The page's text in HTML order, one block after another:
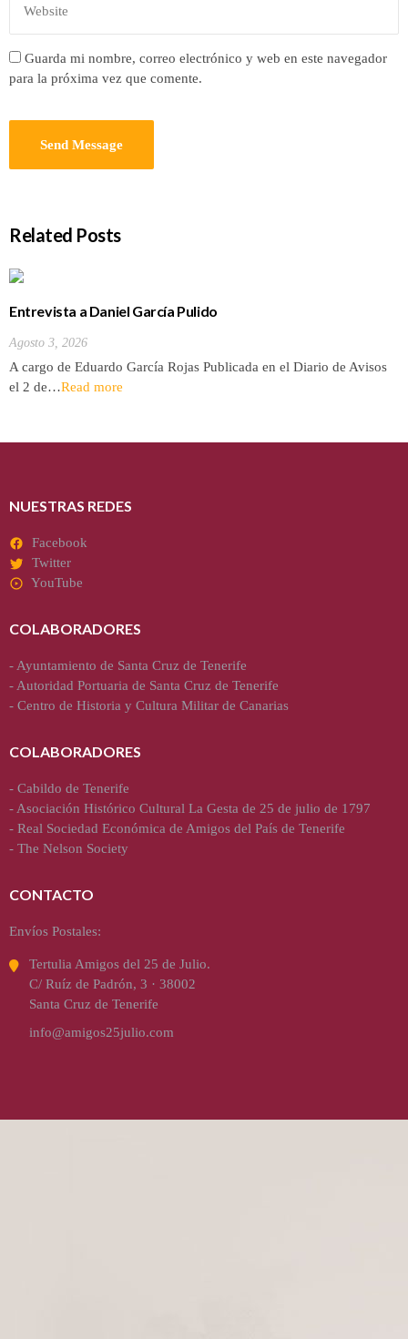
Guarda mi nombre, correo electrónico y web en este navegador
para la próxima vez que comente.
Related Posts
Entrevista a Daniel García Pulido
Agosto 3, 2026
A cargo de Eduardo García Rojas Publicada en el Diario de Avisos
el 2 de…Read more
NUESTRAS REDES
Facebook
Twitter
YouTube
COLABORADORES
- Ayuntamiento de Santa Cruz de Tenerife
- Autoridad Portuaria de Santa Cruz de Tenerife
- Centro de Historia y Cultura Militar de Canarias
COLABORADORES
- Cabildo de Tenerife
- Asociación Histórico Cultural La Gesta de 25 de julio de 1797
- Real Sociedad Económica de Amigos del País de Tenerife
- The Nelson Society
CONTACTO
Envíos Postales:
Tertulia Amigos del 25 de Julio.
C/ Ruíz de Padrón, 3 · 38002
Santa Cruz de Tenerife
info@amigos25julio.com